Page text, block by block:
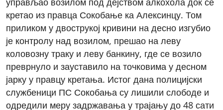
кретао из правца Сокобање ка Алексинцу. Том
приликом у двострукој кривини на десно изгубио
је контролу над возилом, прешао на леву
коловозну траку и леву банкину, где се возило
преврнуло и зауставило на точковима у десном
јарку у правцу кретања. Истог дана полицијски
службеници ПС Сокобања су лишили слободе и
одредили меру задржавања у трајању до 48 сати